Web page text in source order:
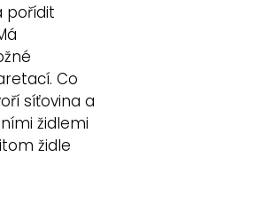
pořídit
Co
síťovina a
židlemi
židle